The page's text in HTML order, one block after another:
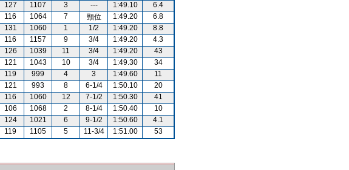
127 1107 3 --- 1:49.10
6.4
116 1064 7 頸位 1:49.20
6.8
131 1060 1 1/2 1:49.20
8.8
116 1157 9 3/4 1:49.20
4.3
126 1039 11 3/4 1:49.20
43
121 1043 10 3/4 1:49.30
34
119 999 4 3 1:49.60
11
121 993 8 6-1/4 1:50.10
20
116 1060 12 7-1/2 1:50.30
41
106 1068 2 8-1/4 1:50.40
10
124 1021 6 9-1/2 1:50.60
4.1
119 1105 5 11-3/4 1:51.00 53